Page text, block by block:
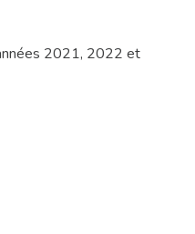
2021, 2022 et